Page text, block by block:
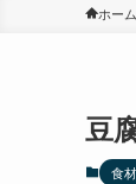
ホーム
豆
食